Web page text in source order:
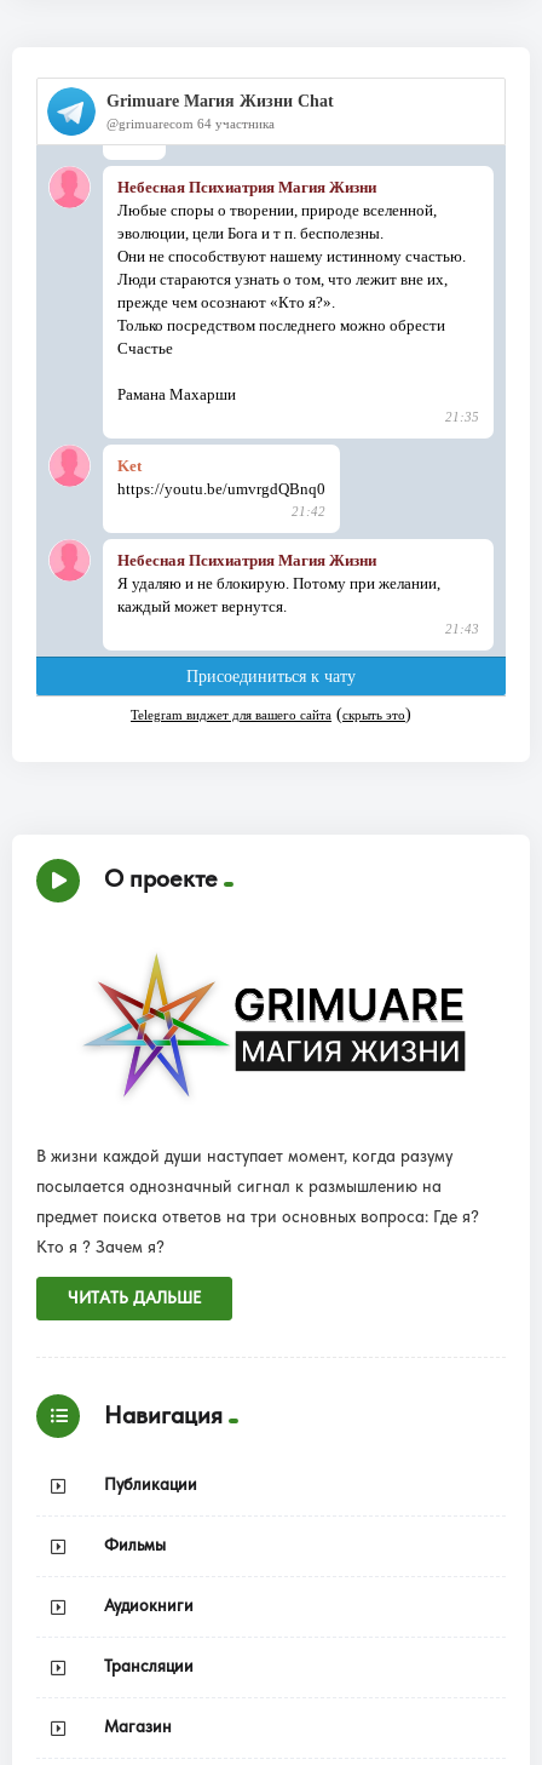
О проекте
В жизни каждой души наступает момент, когда разуму
посылается однозначный сигнал к размышлению на
предмет поиска ответов на три основных вопроса: Где я?
Кто я ? Зачем я?
ЧИТАТЬ ДАЛЬШЕ
Навигация
Публикации
Фильмы
Аудиокниги
Трансляции
Магазин